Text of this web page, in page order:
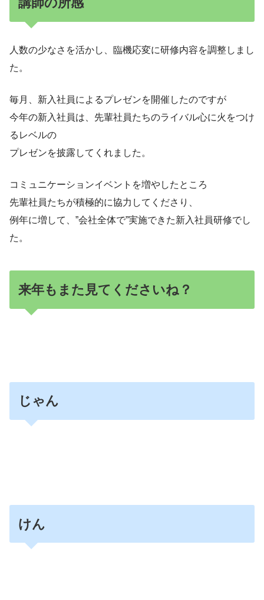
人数の少なさを活かし、臨機応変に研修内容を調整しまし
た。
毎月、新入社員によるプレゼンを開催したのですが
今年の新入社員は、先輩社員たちのライバル心に火をつけ
るレベルの
プレゼンを披露してくれました。
コミュニケーションイベントを増やしたところ
先輩社員たちが積極的に協力してくださり、
例年に増して、”会社全体で”実施できた新入社員研修でし
た。
来年もまた見てくださいね？
じゃん
けん